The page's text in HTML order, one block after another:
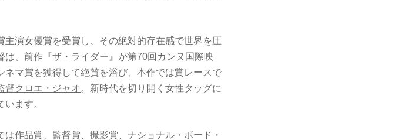
演女優賞を受賞し、その絶対的存在感で世界を圧
は、前作『ザ・ライダー』が第70回カンヌ国際映
マ賞を獲得して絶賛を浴び、本作では賞レースで
督クロエ・ジャオ 。新時代を切り開く女性タッグに
ます。
作品賞、監督賞、撮影賞、ナショナル・ボード・